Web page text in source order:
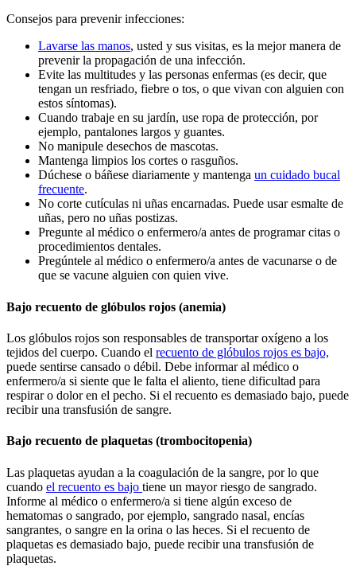
Consejos para prevenir infecciones:
Lavarse las manos, usted y sus visitas, es la mejor manera de
prevenir la propagación de una infección.
Evite las multitudes y las personas enfermas (es decir, que
tengan un resfriado, fiebre o tos, o que vivan con alguien con
estos síntomas).
Cuando trabaje en su jardín, use ropa de protección, por
ejemplo, pantalones largos y guantes.
No manipule desechos de mascotas.
Mantenga limpios los cortes o rasguños.
Dúchese o báñese diariamente y mantenga un cuidado bucal
frecuente.
No corte cutículas ni uñas encarnadas. Puede usar esmalte de
uñas, pero no uñas postizas.
Pregunte al médico o enfermero/a antes de programar citas o
procedimientos dentales.
Pregúntele al médico o enfermero/a antes de vacunarse o de
que se vacune alguien con quien vive.
Bajo recuento de glóbulos rojos (anemia)
Los glóbulos rojos son responsables de transportar oxígeno a los
tejidos del cuerpo. Cuando el recuento de glóbulos rojos es bajo,
puede sentirse cansado o débil. Debe informar al médico o
enfermero/a si siente que le falta el aliento, tiene dificultad para
respirar o dolor en el pecho. Si el recuento es demasiado bajo, puede
recibir una transfusión de sangre.
Bajo recuento de plaquetas (trombocitopenia)
Las plaquetas ayudan a la coagulación de la sangre, por lo que
cuando el recuento es bajo tiene un mayor riesgo de sangrado.
Informe al médico o enfermero/a si tiene algún exceso de
hematomas o sangrado, por ejemplo, sangrado nasal, encías
sangrantes, o sangre en la orina o las heces. Si el recuento de
plaquetas es demasiado bajo, puede recibir una transfusión de
plaquetas.